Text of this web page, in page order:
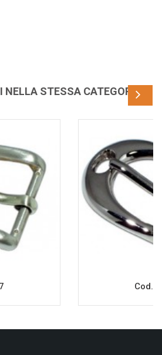
NELLA STESSA CATEGORIA